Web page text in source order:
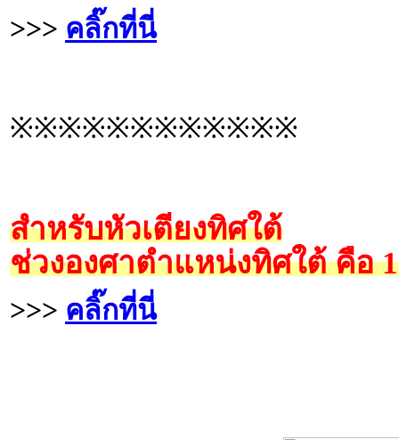
>>> คลิ๊กที่นี่
※※※※※※※※※※※※
สำหรับหัวเตียงทิศใต้
ช่วงองศาตำแหน่งทิศใต้ คือ
>>> คลิ๊กที่นี่